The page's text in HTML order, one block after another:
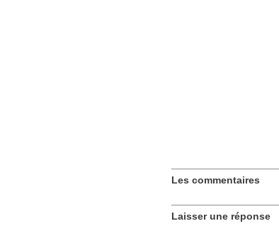
Les commentaires
Laisser une réponse